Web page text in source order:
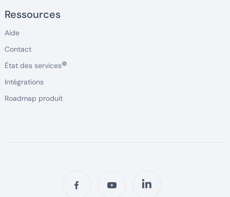
Ressources
Aide
Contact
État des services🟢
Intégrations
Roadmap produit